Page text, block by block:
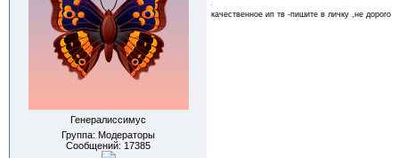
Генералиссимус
Группа: Модераторы
Сообщений: 17385
качественное ип тв -пишите в личку ,не дорого